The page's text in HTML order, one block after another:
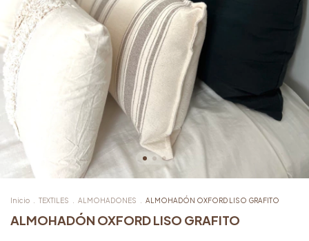
Inicio TEXTILES ALMOHADONES ALMOHADÓN OXFORD LISO GRAFITO
ALMOHADÓN OXFORD LISO GRAFITO